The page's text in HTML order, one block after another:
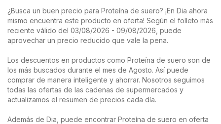
¿Busca un buen precio para Proteína de suero? ¡En Dia ahora
mismo encuentra este producto en oferta! Según el folleto más
reciente válido del 03/08/2026 - 09/08/2026, puede
aprovechar un precio reducido que vale la pena.
Los descuentos en productos como Proteína de suero son de
los más buscados durante el mes de Agosto. Así puede
comprar de manera inteligente y ahorrar. Nosotros seguimos
todas las ofertas de las cadenas de supermercados y
actualizamos el resumen de precios cada día.
Además de Dia, puede encontrar Proteína de suero en oferta